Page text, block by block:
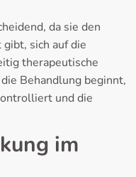
da sie den
sich auf die
therapeutische
Behandlung beginnt,
und die
im